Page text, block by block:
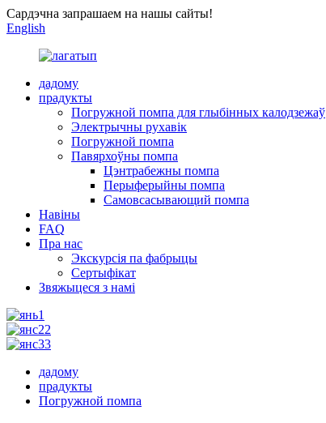
Сардэчна запрашаем на нашы сайты!
English
дадому
прадукты
Погружной помпа для глыбінных калодзежаў
Электрычны рухавік
Погружной помпа
Павярхоўны помпа
Цэнтрабежны помпа
Перыферыйны помпа
Самовсасывающий помпа
Навіны
FAQ
Пра нас
Экскурсія па фабрыцы
Сертыфікат
Звяжыцеся з намі
дадому
прадукты
Погружной помпа